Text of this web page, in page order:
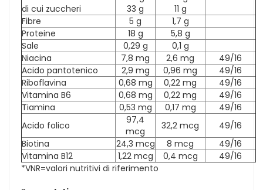
di cui zuccheri
33 g
11 g
Fibre
5 g
1,7 g
Proteine
18 g
5,8 g
Sale
0,29 g
0,1 g
Niacina
7,8 mg 2,6 mg
49/16
Acido pantotenico
2,9 mg 0,96 mg
49/16
Riboflavina
0,68 mg 0,22 mg
49/16
Vitamina B6
0,68 mg 0,22 mg
49/16
Tiamina
0,53 mg 0,17 mg
49/16
Acido folico
97,4
mcg
32,2 mcg
49/16
Biotina
24,3 mcg 8 mcg
49/16
Vitamina B12
1,22 mcg 0,4 mcg
49/16
*VNR=valori nutritivi di riferimento